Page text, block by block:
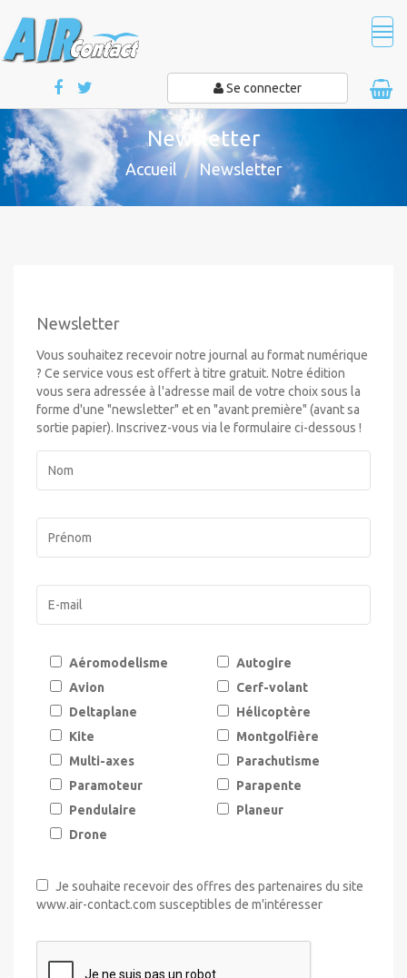
Se connecter
Newsletter
Accueil Newsletter
Newsletter
Vous souhaitez recevoir notre journal au format numérique
? Ce service vous est offert à titre gratuit. Notre édition
vous sera adressée à l'adresse mail de votre choix sous la
forme d'une "newsletter" et en "avant première" (avant sa
sortie papier). Inscrivez-vous via le formulaire ci-dessous !
Aéromodelisme
Autogire
Avion
Cerf-volant
Deltaplane
Hélicoptère
Kite
Montgolfière
Multi-axes
Parachutisme
Paramoteur
Parapente
Pendulaire
Planeur
Drone
Je souhaite recevoir des offres des partenaires du site
www.air-contact.com susceptibles de m'intéresser